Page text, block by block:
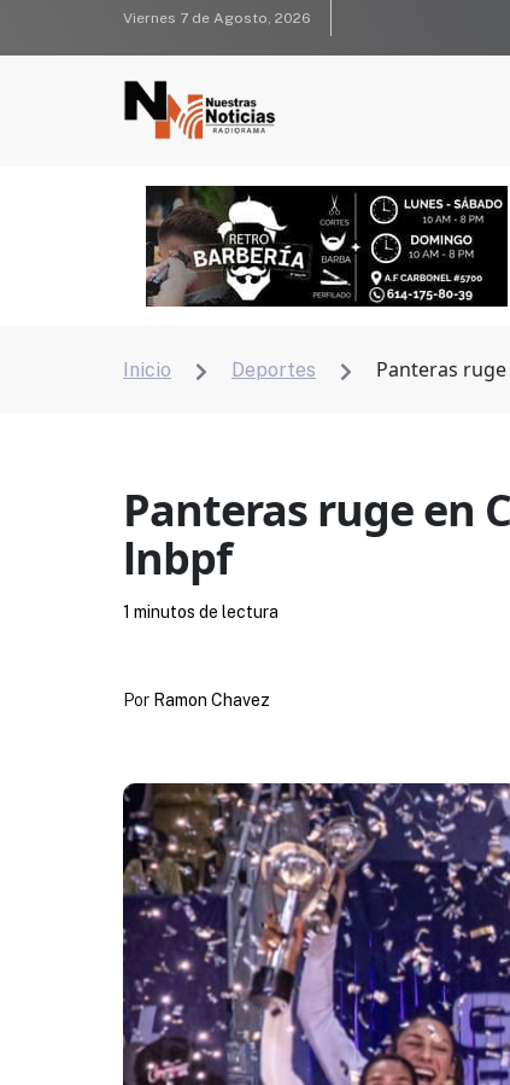
Viernes 7 de Agosto, 2026
Inicio  Deportes  Panteras
Panteras ruge en
lnbpf
Por Ramon Chavez
1 minutos de lectura